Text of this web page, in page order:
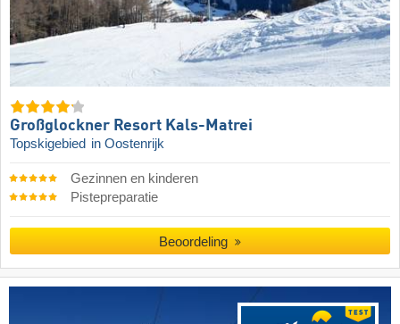
Großglockner Resort Kals-Matrei
Topskigebied in Oostenrijk
Gezinnen en kinderen
Pistepreparatie
Beoordeling